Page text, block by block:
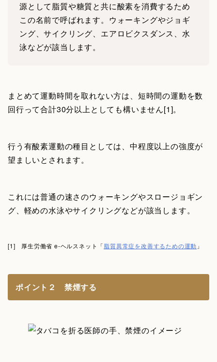
源として脂質や糖質と共に酸素を消費するため
この名前で呼ばれます。ウォーキングやジョギ
ング、サイクリング、エアロビクスダンス、水
泳などが該当します。
まとめて運動時間を取れない方は、短時間の運動を数
回行って合計30分以上としても構いません[1]。
行う有酸素運動の種目としては、中程度以上の強度が
望ましいとされます。
これには普通の速さのウォーキングやスロージョギン
グ、軽めの水泳やサイクリングなどが該当します。
[1] 厚生労働省 e-ヘルスネット「脂質異常症を改善するための運動 」
ポイント２ 禁煙する